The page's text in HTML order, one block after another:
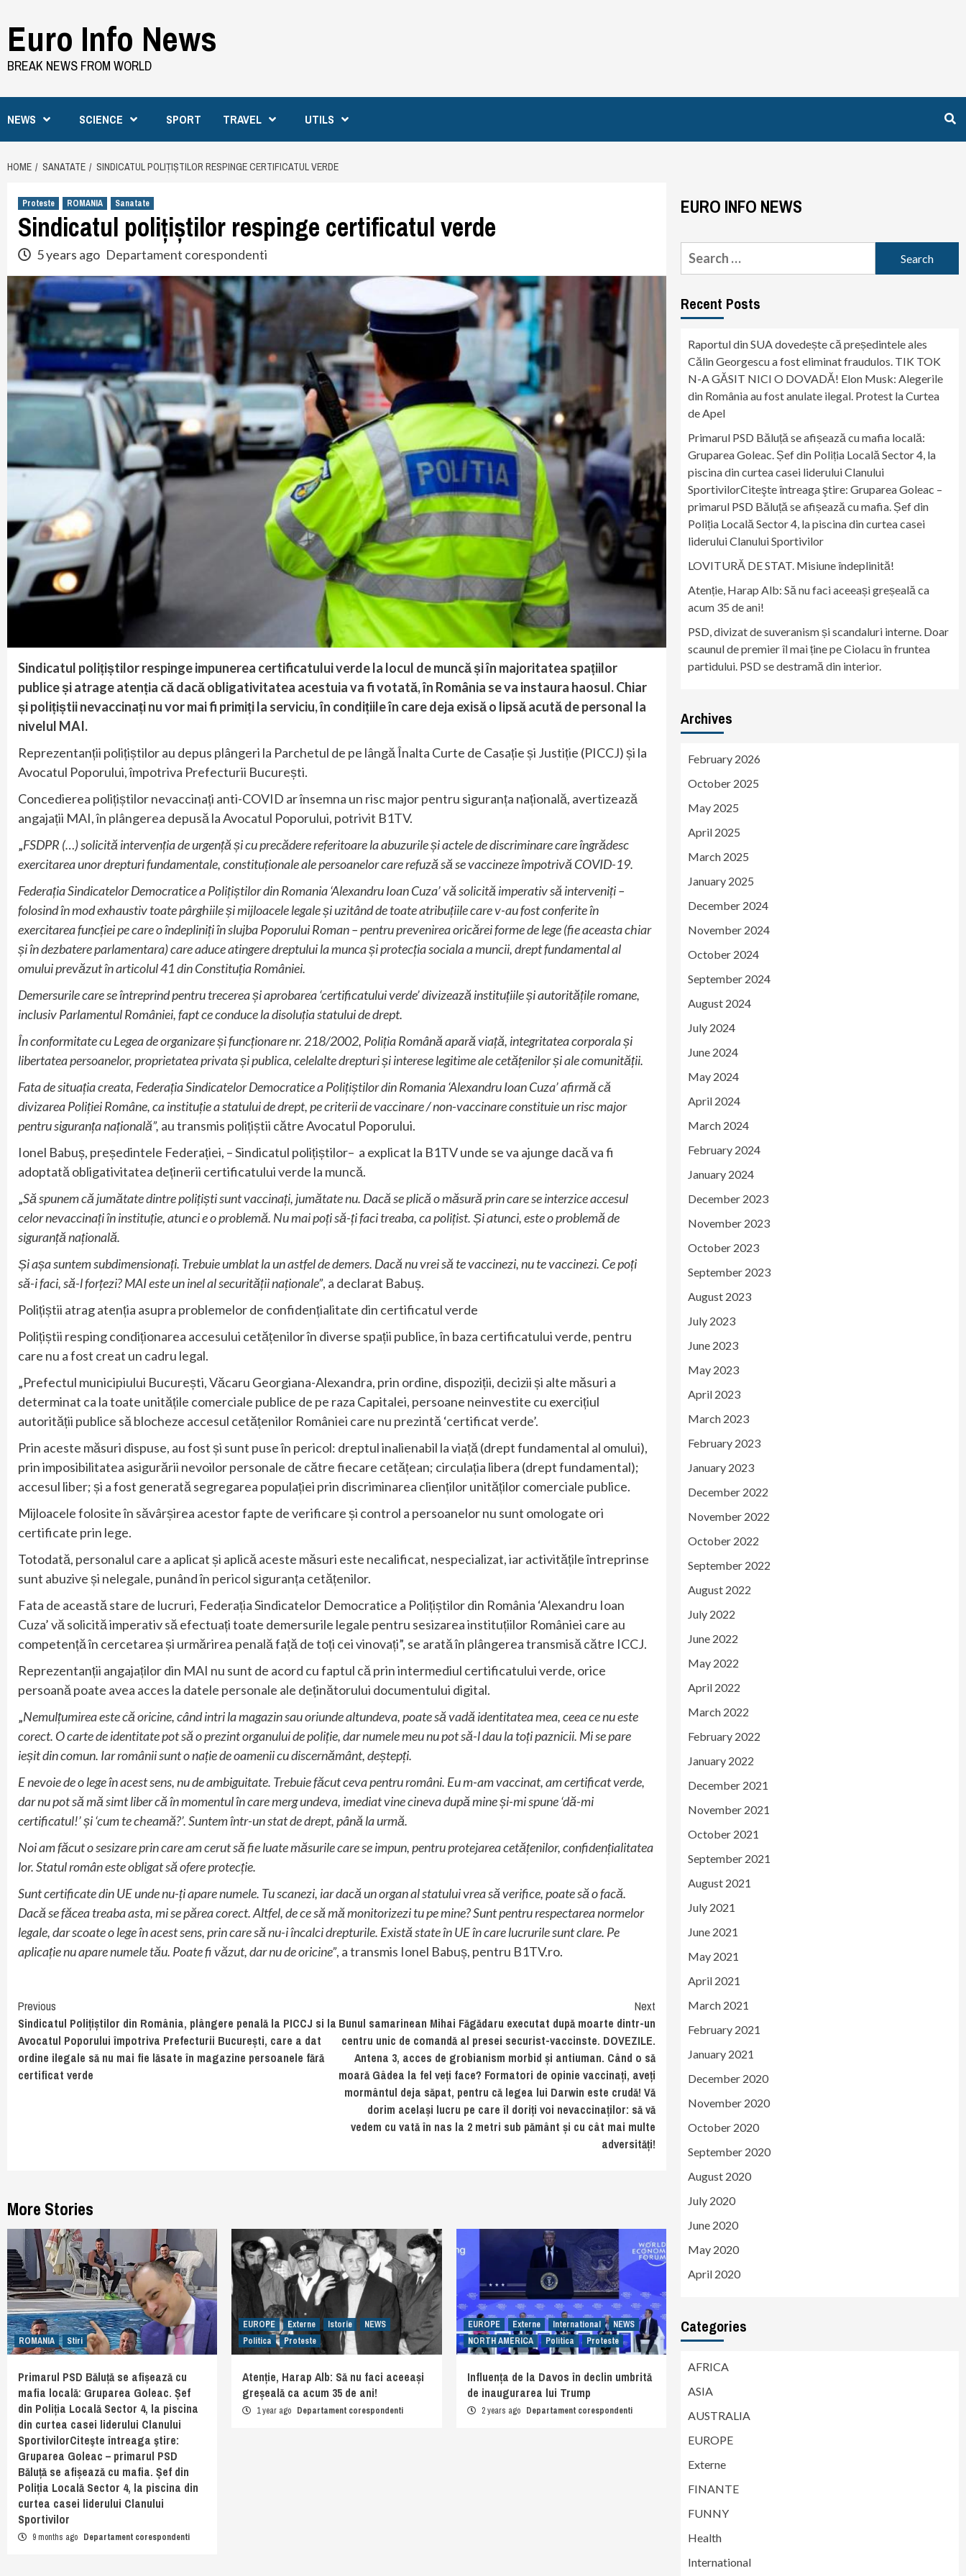
to
content
Euro Info News
BREAK NEWS FROM WORLD
NEWS SCIENCE SPORT TRAVEL UTILS
HOME SANATATE SINDICATUL POLIȚIȘTILOR RESPINGE CERTIFICATUL VERDE
Proteste ROMANIA Sanatate
Sindicatul polițiștilor respinge certificatul verde
5 years ago Departament corespondenti
Sindicatul polițiștilor respinge impunerea certificatului verde la locul de muncă și în majoritatea spațiilor
publice și atrage atenția că dacă obligativitatea acestuia va fi votată, în România se va instaura haosul. Chiar
și polițiștii nevaccinați nu vor mai fi primiți la serviciu, în condițiile în care deja exisă o lipsă acută de personal la
nivelul MAI.
Reprezentanții polițiștilor au depus plângeri la Parchetul de pe lângă Înalta Curte de Casație și Justiție (PICCJ) și la
Avocatul Poporului, împotriva Prefecturii București.
Concedierea polițiștilor nevaccinați anti-COVID ar însemna un risc major pentru siguranța națională, avertizează
angajații MAI, în plângerea depusă la Avocatul Poporului, potrivit B1TV.
„FSDPR (…) solicită intervenția de urgență și cu precădere referitoare la abuzurile și actele de discriminare care îngrădesc
exercitarea unor drepturi fundamentale, constituționale ale persoanelor care refuză să se vaccineze împotrivă COVID-19.
Federația Sindicatelor Democratice a Polițiștilor din Romania ‘Alexandru Ioan Cuza’ vă solicită imperativ să interveniți –
folosind în mod exhaustiv toate pârghiile și mijloacele legale și uzitând de toate atribuțiile care v-au fost conferite în
exercitarea funcției pe care o îndepliniți în slujba Poporului Roman – pentru prevenirea oricărei forme de lege (fie aceasta chiar
și în dezbatere parlamentara) care aduce atingere dreptului la munca și protecția sociala a muncii, drept fundamental al
omului prevăzut în articolul 41 din Constituția României.
Demersurile care se întreprind pentru trecerea și aprobarea ‘certificatului verde’ divizează instituțiile și autoritățile romane,
inclusiv Parlamentul României, fapt ce conduce la disoluția statului de drept.
În conformitate cu Legea de organizare și funcționare nr. 218/2002, Poliția Română apară viață, integritatea corporala și
libertatea persoanelor, proprietatea privata și publica, celelalte drepturi și interese legitime ale cetățenilor și ale comunității.
Fata de situația creata, Federația Sindicatelor Democratice a Polițiștilor din Romania ‘Alexandru Ioan Cuza’ afirmă că
divizarea Poliției Române, ca instituție a statului de drept, pe criterii de vaccinare / non-vaccinare constituie un risc major
pentru siguranța națională”, au transmis polițiștii către Avocatul Poporului.
Ionel Babuș, președintele Federației, – Sindicatul polițiștilor– a explicat la B1TV unde se va ajunge dacă va fi
adoptată obligativitatea deținerii certificatului verde la muncă.
„Să spunem că jumătate dintre polițiști sunt vaccinați, jumătate nu. Dacă se plică o măsură prin care se interzice accesul
celor nevaccinați în instituție, atunci e o problemă. Nu mai poți să-ți faci treaba, ca polițist. Și atunci, este o problemă de
siguranță națională.
Și așa suntem subdimensionați. Trebuie umblat la un astfel de demers. Dacă nu vrei să te vaccinezi, nu te vaccinezi. Ce poți
să-i faci, să-l forțezi? MAI este un inel al securității naționale”, a declarat Babuș.
Polițiștii atrag atenția asupra problemelor de confidențialitate din certificatul verde
Polițiștii resping condiționarea accesului cetățenilor în diverse spații publice, în baza certificatului verde, pentru
care nu a fost creat un cadru legal.
„Prefectul municipiului București, Văcaru Georgiana-Alexandra, prin ordine, dispoziții, decizii și alte măsuri a
determinat ca la toate unitățile comerciale publice de pe raza Capitalei, persoane neinvestite cu exercițiul
autorității publice să blocheze accesul cetățenilor României care nu prezintă ‘certificat verde’.
Prin aceste măsuri dispuse, au fost și sunt puse în pericol: dreptul inalienabil la viață (drept fundamental al omului),
prin imposibilitatea asigurării nevoilor personale de către fiecare cetățean; circulația libera (drept fundamental);
accesul liber; și a fost generată segregarea populației prin discriminarea clienților unităților comerciale publice.
Mijloacele folosite în săvârșirea acestor fapte de verificare și control a persoanelor nu sunt omologate ori
certificate prin lege.
Totodată, personalul care a aplicat și aplică aceste măsuri este necalificat, nespecializat, iar activitățile întreprinse
sunt abuzive și nelegale, punând în pericol siguranța cetățenilor.
Fata de această stare de lucruri, Federația Sindicatelor Democratice a Polițiștilor din România ‘Alexandru Ioan
Cuza’ vă solicită imperativ să efectuați toate demersurile legale pentru sesizarea instituțiilor României care au
competență în cercetarea și urmărirea penală față de toți cei vinovați”, se arată în plângerea transmisă către ICCJ.
Reprezentanții angajaților din MAI nu sunt de acord cu faptul că prin intermediul certificatului verde, orice
persoană poate avea acces la datele personale ale deținătorului documentului digital.
„Nemulțumirea este că oricine, când intri la magazin sau oriunde altundeva, poate să vadă identitatea mea, ceea ce nu este
corect. O carte de identitate pot să o prezint organului de poliție, dar numele meu nu pot să-l dau la toți paznicii. Mi se pare
ieșit din comun. Iar românii sunt o nație de oamenii cu discernământ, deștepți.
E nevoie de o lege în acest sens, nu de ambiguitate. Trebuie făcut ceva pentru români. Eu m-am vaccinat, am certificat verde,
dar nu pot să mă simt liber că în momentul în care merg undeva, imediat vine cineva după mine și-mi spune ‘dă-mi
certificatul!’ și ‘cum te cheamă?’. Suntem într-un stat de drept, până la urmă.
Noi am făcut o sesizare prin care am cerut să fie luate măsurile care se impun, pentru protejarea cetățenilor, confidențialitatea
lor. Statul român este obligat să ofere protecție.
Sunt certificate din UE unde nu-ți apare numele. Tu scanezi, iar dacă un organ al statului vrea să verifice, poate să o facă.
Dacă se făcea treaba asta, mi se părea corect. Altfel, de ce să mă monitorizezi tu pe mine? Sunt pentru respectarea normelor
legale, dar scoate o lege în acest sens, prin care să nu-i încalci drepturile. Există state în UE în care lucrurile sunt clare. Pe
aplicație nu apare numele tău. Poate fi văzut, dar nu de oricine”, a transmis Ionel Babuș, pentru B1TV.ro.
Continue
Reading
Previous
Sindicatul Polițiștilor din România, plângere penală la PICCJ si la
Avocatul Poporului împotriva Prefecturii București, care a dat
ordine ilegale să nu mai fie lăsate în magazine persoanele fără
certificat verde
Next
Bunul samarinean Mihai Făgădaru executat după moarte dintr-un
centru unic de comandă al presei securist-vaccinste. DOVEZILE.
Antena 3, acces de grobianism morbid și antiuman. Când o să
moară Gâdea la fel veți face? Formatori de opinie vaccinați, aveți
mormântul deja săpat, pentru că legea lui Darwin este crudă! Vă
dorim același lucru pe care îl doriți voi nevaccinaților: să vă
vedem cu vată în nas la 2 metri sub pământ și cu cât mai multe
adversități!
More Stories
ROMANIA Stiri
Primarul PSD Băluță se afișează cu
mafia locală: Gruparea Goleac. Șef
din Poliția Locală Sector 4, la piscina
din curtea casei liderului Clanului
SportivilorCiteşte întreaga ştire:
Gruparea Goleac – primarul PSD
Băluță se afișează cu mafia. Șef din
Poliția Locală Sector 4, la piscina din
curtea casei liderului Clanului
Sportivilor
9 months ago Departament corespondenti
EUROPE Externe Istorie
NEWS
Politica
Proteste
Atenție, Harap Alb: Să nu faci aceeași
greșeală ca acum 35 de ani!
1 year ago Departament corespondenti
EUROPE Externe International
NEWS
NORTH AMERICA
Politica Proteste
Influența de la Davos în declin umbrită
de inaugurarea lui Trump
2 years ago Departament corespondenti
EURO INFO NEWS
Search
for:
Recent Posts
Raportul din SUA dovedește că președintele ales
Călin Georgescu a fost eliminat fraudulos. TIK TOK
N-A GĂSIT NICI O DOVADĂ! Elon Musk: Alegerile
din România au fost anulate ilegal. Protest la Curtea
de Apel
Primarul PSD Băluță se afișează cu mafia locală:
Gruparea Goleac. Șef din Poliția Locală Sector 4, la
piscina din curtea casei liderului Clanului
SportivilorCiteşte întreaga ştire: Gruparea Goleac –
primarul PSD Băluță se afișează cu mafia. Șef din
Poliția Locală Sector 4, la piscina din curtea casei
liderului Clanului Sportivilor
LOVITURĂ DE STAT. Misiune îndeplinită!
Atenție, Harap Alb: Să nu faci aceeași greșeală ca
acum 35 de ani!
PSD, divizat de suveranism și scandaluri interne. Doar
scaunul de premier îl mai ține pe Ciolacu în fruntea
partidului. PSD se destramă din interior.
Archives
February 2026
October 2025
May 2025
April 2025
March 2025
January 2025
December 2024
November 2024
October 2024
September 2024
August 2024
July 2024
June 2024
May 2024
April 2024
March 2024
February 2024
January 2024
December 2023
November 2023
October 2023
September 2023
August 2023
July 2023
June 2023
May 2023
April 2023
March 2023
February 2023
January 2023
December 2022
November 2022
October 2022
September 2022
August 2022
July 2022
June 2022
May 2022
April 2022
March 2022
February 2022
January 2022
December 2021
November 2021
October 2021
September 2021
August 2021
July 2021
June 2021
May 2021
April 2021
March 2021
February 2021
January 2021
December 2020
November 2020
October 2020
September 2020
August 2020
July 2020
June 2020
May 2020
April 2020
Categories
AFRICA
ASIA
AUSTRALIA
EUROPE
Externe
FINANTE
FUNNY
Health
International